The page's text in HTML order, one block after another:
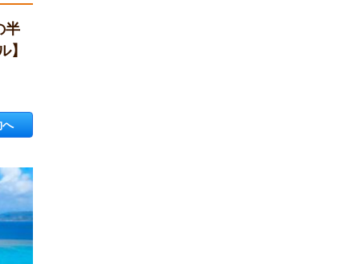
半
へ